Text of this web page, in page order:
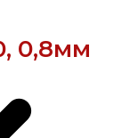
0,8мм